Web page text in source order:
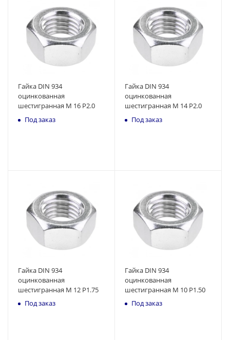
Гайка DIN 934
оцинкованная
шестигранная M 16 P2.0
Под заказ
Гайка DIN 934
оцинкованная
шестигранная M 14 P2.0
Под заказ
Гайка DIN 934
оцинкованная
шестигранная M 12 P1.75
Под заказ
Гайка DIN 934
оцинкованная
шестигранная M 10 P1.50
Под заказ